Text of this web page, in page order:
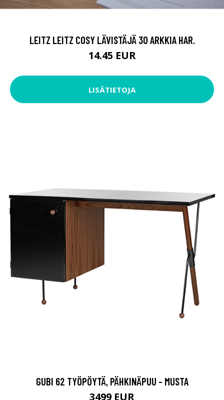
LEITZ LEITZ COSY LÄVISTÄJÄ 30 ARKKIA HAR.
14.45 EUR
LISÄTIETOJA
GUBI 62 TYÖPÖYTÄ, PÄHKINÄPUU - MUSTA
3499 EUR